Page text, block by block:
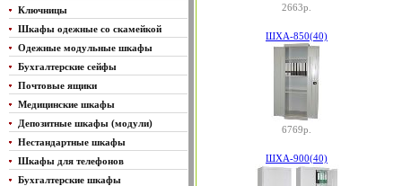
Ключницы
Шкафы одежные со скамейкой
Одежные модульные шкафы
Бухгалтерские сейфы
Почтовые ящики
Медицинские шкафы
Депозитные шкафы (модули)
Нестандартные шкафы
Шкафы для телефонов
Бухгалтерские шкафы
2663р.
ШХА-850(40)
6769р.
ШХА-900(40)